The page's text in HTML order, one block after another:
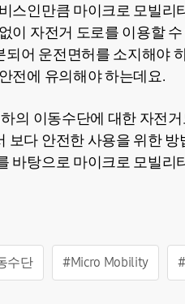
스인만큼 마이크로 모빌
이 자전거 도로를 이용할
되어 운전면허를 소지해야
전에 유의해야 하는데요.
의 이동수단에 대한 자전
보다 안전한 사용을 위한
바탕으로 마이크로 모빌
수단 #Micro Mobility